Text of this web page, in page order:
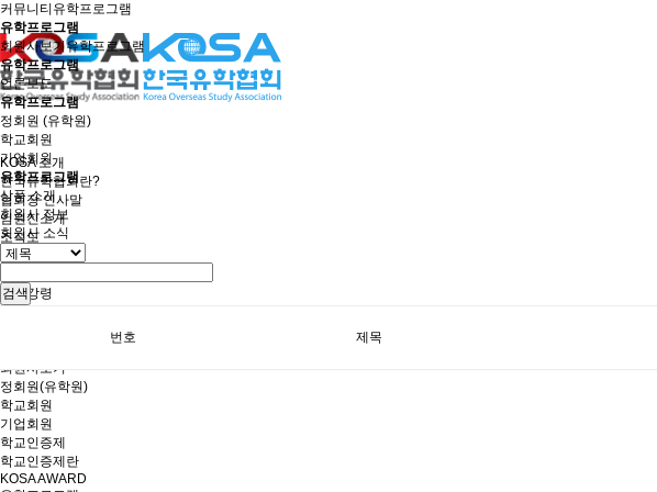
KOSA 소개
한국유학협회란?
협회장 인사말
임원진소개
조직도
역대회장단
윤리강령
회원사보기
정회원(유학원)
학교회원
기업회원
학교인증제
학교인증제란
KOSA AWARD
커뮤니티 유학프로그램
유학프로그램
회원사보기유학프로그램
유학프로그램
언론보도
유학프로그램
정회원 (유학원)
학교회원
기업회원
유학프로그램
상품 소개
회원사 정보
회원사 소식
검색
번호 제목